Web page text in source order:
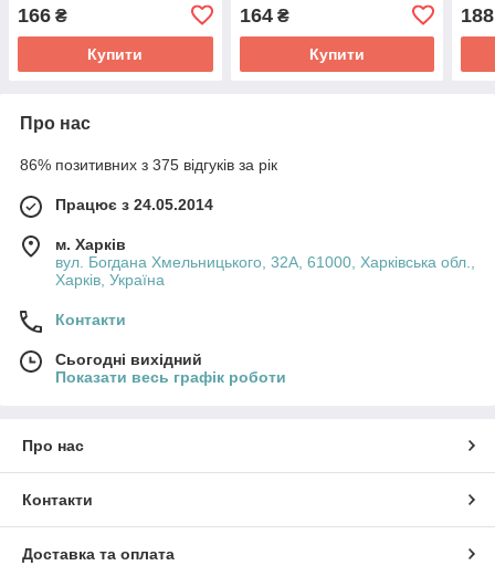
166 ₴
Купити
164₴
Купити
188
Про нас
86% позитивних з 375 відгуків за рік
Працює з 24.05.2014
м. Харків
вул. Богдана Хмельницького, 32А, 61000, Харківська обл.,
Харків, Україна
Контакти
Сьогодні вихідний
Показати весь графік роботи
Про нас
Контакти
Доставка та оплата